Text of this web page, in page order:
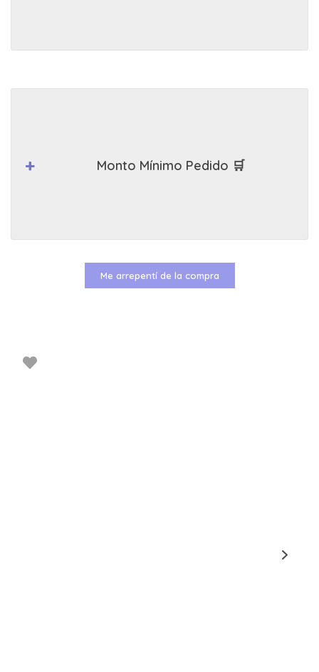
Monto Mínimo Pedido 🛒
Me arrepentí de la compra